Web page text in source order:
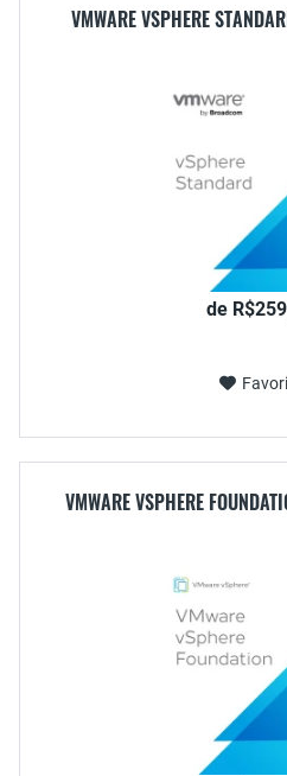
VMWARE VSPHERE
de
VMWARE VSPHERE